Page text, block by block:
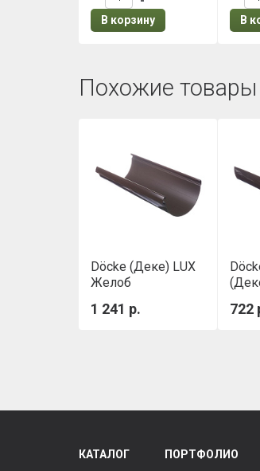
В корзину В
Похожие товары
Döcke (Деке) LUX
Желоб
(Шоколад)
1 241 р. 722
КАТАЛОГ ПОРТФОЛИО